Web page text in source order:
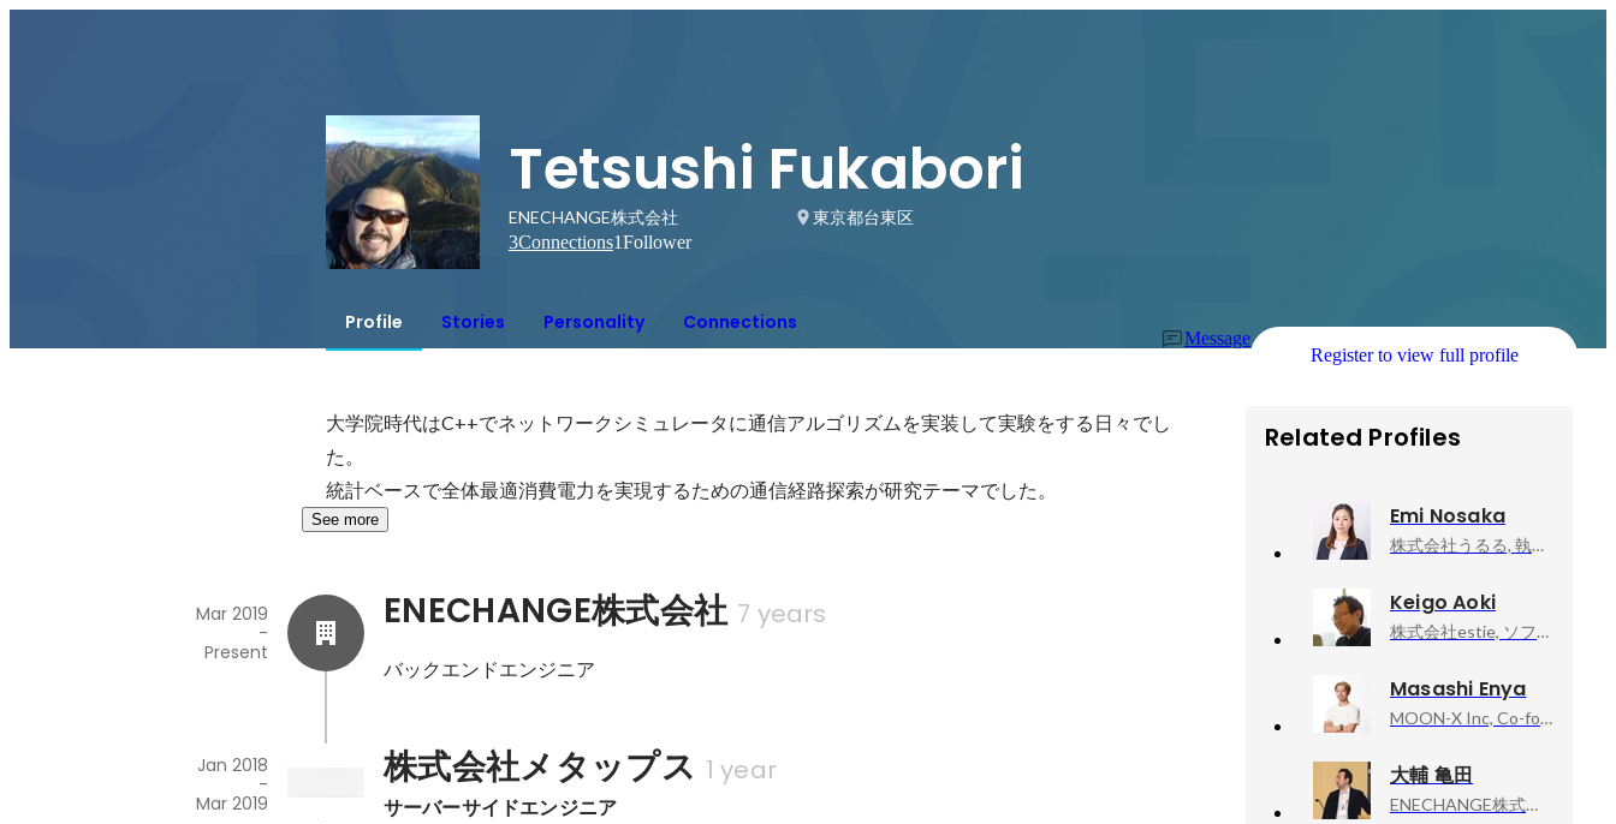
Tetsushi Fukabori
ENECHANGE株式会社
東京都台東区
3Connections1Follower
Profile Stories Personality Connections
Message
Register to view full profile
大学院時代はC++でネットワークシミュレータに通信アルゴリズムを実装して実験をする日々でし
た。
統計ベースで全体最適消費電力を実現するための通信経路探索が研究テーマでした。
See more
ENECHANGE株式会社 7 years
Mar 2019
-
Present
バックエンドエンジニア
株式会社メタップス 1 year
サーバーサイドエンジニア
Jan 2018
-
Mar 2019
Related Profiles
Emi Nosaka
株式会社うるる, 執行役員
Keigo Aoki
株式会社estie, ソフトウェアエンジニア
Masashi Enya
MOON-X Inc, Co-founder / Director
大輔 亀田
ENECHANGE株式会社, VPoE 兼 副事業部長 チーフエンジニア（開発責任者）